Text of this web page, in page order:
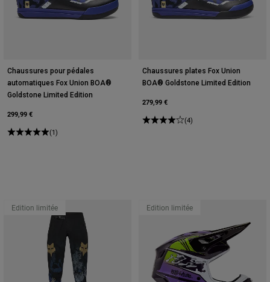
Chaussures pour pédales
automatiques Fox Union BOA®
Goldstone Limited Edition
299,99 €
(1)
Chaussures plates Fox Union
BOA® Goldstone Limited Edition
279,99 €
(4)
Edition limitée Edition limitée